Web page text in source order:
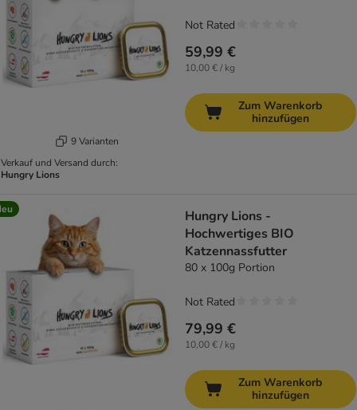
9 Varianten
Verkauf und Versand durch:
Hungry Lions
59,99 €
10,00 € / kg
Not Rated
Zum Warenkorb
hinzufügen
Hungry Lions -
Hochwertiges BIO
Katzennassfutter
80 x 100g Portion
79,99 €
10,00 € / kg
Not Rated
Zum Warenkorb
hinzufügen